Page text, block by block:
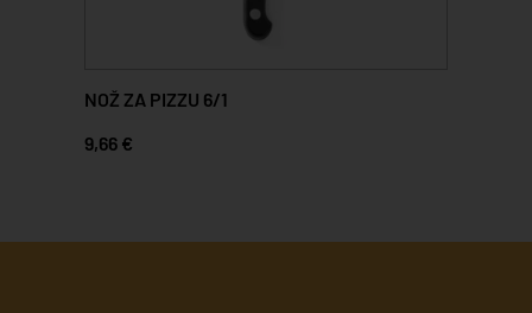
NOŽ ZA PIZZU 6/1
9,66 €